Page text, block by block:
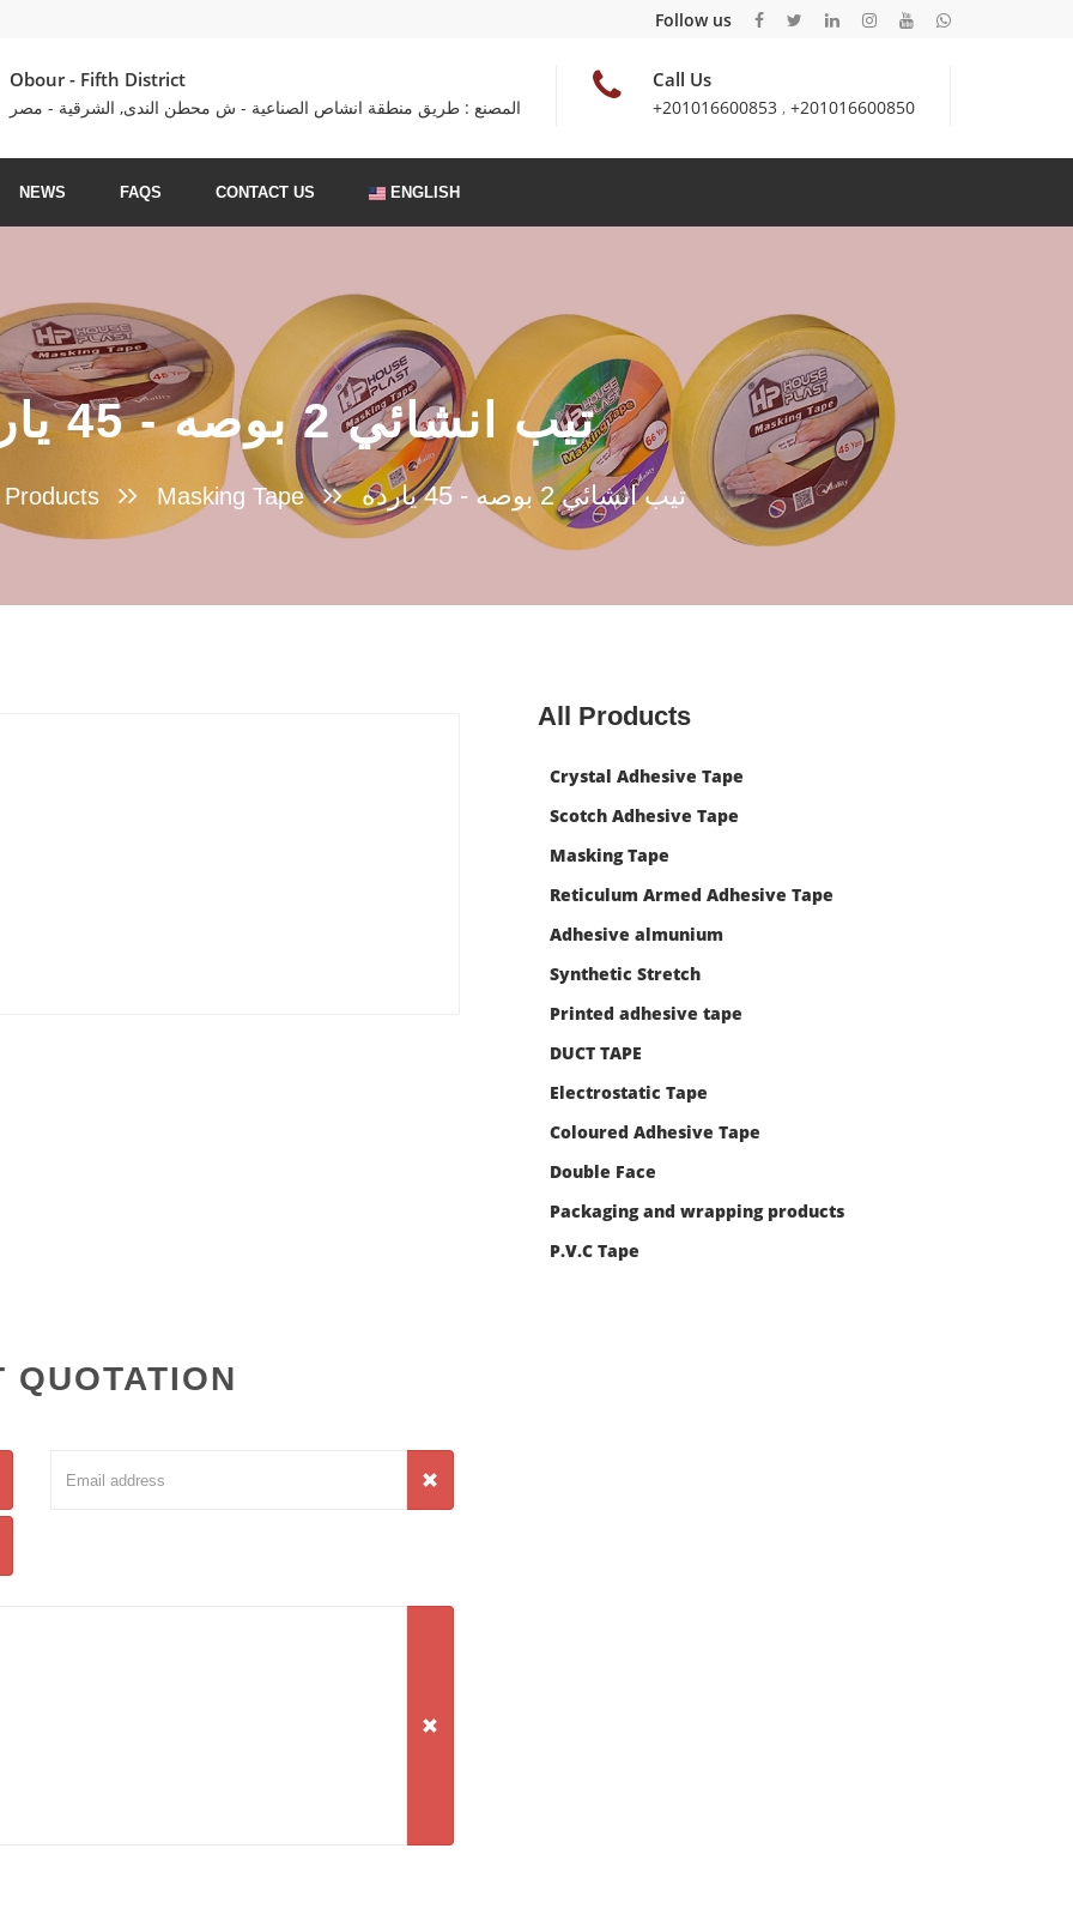
Follow us
Call Us
+201016600853 , +201016600850
Obour - Fifth District
المصنع : طريق منطقة انشاص الصناعية - ش محطن الندى, الشرقية - مصر
NEWS FAQS CONTACT US ENGLISH
تيب انشائي 2 بوصه - 45 يارده
Products Masking Tape تيب انشائي 2 بوصه - 45 يارده
QUOTATION
All Products
Crystal Adhesive Tape
Scotch Adhesive Tape
Masking Tape
Reticulum Armed Adhesive Tape
Adhesive almunium
Synthetic Stretch
Printed adhesive tape
DUCT TAPE
Electrostatic Tape
Coloured Adhesive Tape
Double Face
Packaging and wrapping products
P.V.C Tape